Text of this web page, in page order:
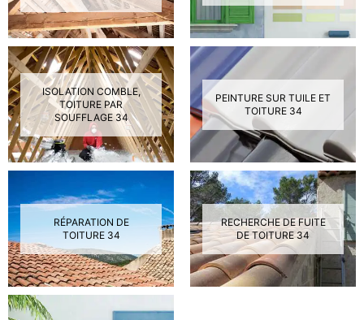
ISOLATION COMBLE,
TOITURE PAR
SOUFFLAGE 34
PEINTURE SUR TUILE ET
TOITURE 34
RÉPARATION DE
TOITURE 34
RECHERCHE DE FUITE
DE TOITURE 34